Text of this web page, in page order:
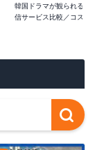
韓国ドラマが観られるお
信サービス比較／コスパ